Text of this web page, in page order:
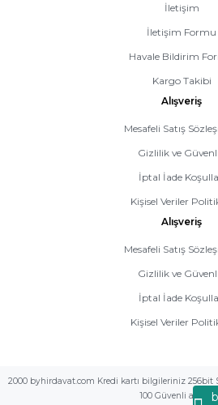
İletişim
İletişim Formu
Havale Bildirim
Kargo Takibi
Alışveriş
Mesafeli Satış
Gizlilik ve
İptal İade
Kişisel Veriler
Alışveriş
Mesafeli Satış
Gizlilik ve
İptal İade
Kişisel Veriler
2000 byhirdavat.com Kredi kartı bilgileriniz 256bit
100 Güvenli alış